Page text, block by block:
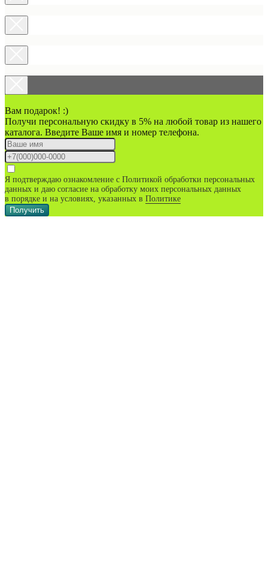
Вам подарок! :)
Получи персональную скидку в 5% на любой товар из нашего
каталога. Введите Ваше имя и номер телефона.
Я подтверждаю ознакомление с Политикой обработки персональных
данных и даю согласие на обработку моих персональных данных
в порядке и на условиях, указанных в Политике
Получить